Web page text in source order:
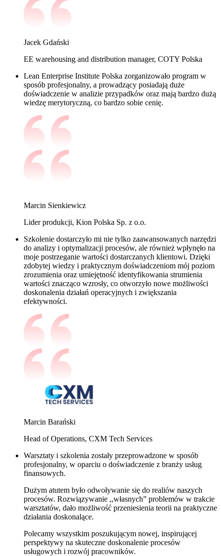
Jacek Gdański
EE warehousing and distribution manager, COTY Polska
Lean Enterprise Institute Polska zorganizowało program w
sposób profesjonalny, a prowadzący posiadają duże
doświadczenie w analizie przypadków oraz mają bardzo dużą
wiedzę merytoryczną, co bardzo sobie cenię.
Marcin Sienkiewicz
Lider produkcji, Kion Polska Sp. z o.o.
Szkolenie dostarczyło mi nie tylko zaawansowanych narzędzi
do analizy i optymalizacji procesów, ale również wpłynęło na
moje postrzeganie wartości dostarczanych klientowi. Dzięki
zdobytej wiedzy i praktycznym doświadczeniom mój poziom
zrozumienia oraz umiejętność identyfikowania strumienia
wartości znacząco wzrosły, co otworzyło nowe możliwości
doskonalenia działań operacyjnych i zwiększania
efektywności.
Marcin Barański
Head of Operations, CXM Tech Services
Warsztaty i szkolenia zostały przeprowadzone w sposób
profesjonalny, w oparciu o doświadczenie z branży usług
finansowych.
Dużym atutem było odwoływanie się do realiów naszych
procesów. Rozwiązywanie ,,własnych” problemów w trakcie
warsztatów, dało możliwość przeniesienia teorii na praktyczne
działania doskonalące.
Polecamy wszystkim poszukującym nowej, inspirującej
perspektywy na skuteczne doskonalenie procesów
usługowych i rozwój pracowników.